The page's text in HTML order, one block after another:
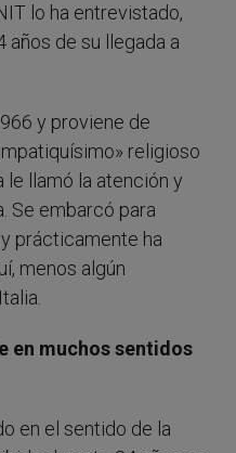
lo ha entrevistado,
de su llegada a
y proviene de
religioso
le llamó la atención y
Se embarcó para
prácticamente ha
menos algún
en muchos sentidos
en el sentido de la